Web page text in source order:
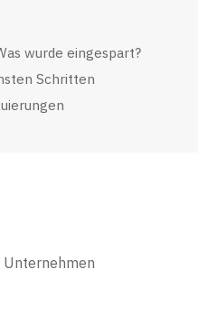
wurde eingespart?
Schritten